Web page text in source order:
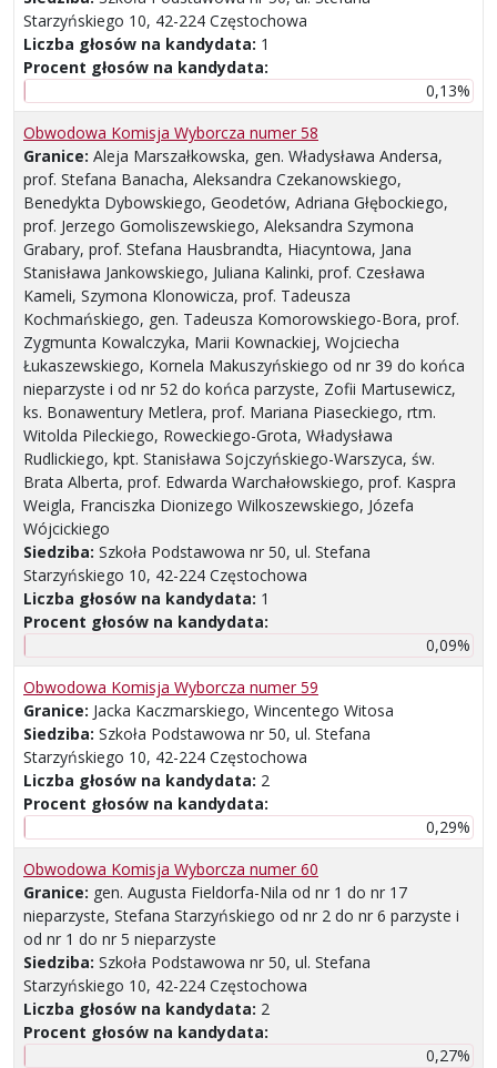
Starzyńskiego 10, 42-224 Częstochowa
Liczba głosów na kandydata: 1
Procent głosów na kandydata:
0,13%
Obwodowa Komisja Wyborcza numer 58
Granice: Aleja Marszałkowska, gen. Władysława Andersa,
prof. Stefana Banacha, Aleksandra Czekanowskiego,
Benedykta Dybowskiego, Geodetów, Adriana Głębockiego,
prof. Jerzego Gomoliszewskiego, Aleksandra Szymona
Grabary, prof. Stefana Hausbrandta, Hiacyntowa, Jana
Stanisława Jankowskiego, Juliana Kalinki, prof. Czesława
Kameli, Szymona Klonowicza, prof. Tadeusza
Kochmańskiego, gen. Tadeusza Komorowskiego-Bora, prof.
Zygmunta Kowalczyka, Marii Kownackiej, Wojciecha
Łukaszewskiego, Kornela Makuszyńskiego od nr 39 do końca
nieparzyste i od nr 52 do końca parzyste, Zofii Martusewicz,
ks. Bonawentury Metlera, prof. Mariana Piaseckiego, rtm.
Witolda Pileckiego, Roweckiego-Grota, Władysława
Rudlickiego, kpt. Stanisława Sojczyńskiego-Warszyca, św.
Brata Alberta, prof. Edwarda Warchałowskiego, prof. Kaspra
Weigla, Franciszka Dionizego Wilkoszewskiego, Józefa
Wójcickiego
Siedziba: Szkoła Podstawowa nr 50, ul. Stefana
Starzyńskiego 10, 42-224 Częstochowa
Liczba głosów na kandydata: 1
Procent głosów na kandydata:
0,09%
Obwodowa Komisja Wyborcza numer 59
Granice: Jacka Kaczmarskiego, Wincentego Witosa
Siedziba: Szkoła Podstawowa nr 50, ul. Stefana
Starzyńskiego 10, 42-224 Częstochowa
Liczba głosów na kandydata: 2
Procent głosów na kandydata:
0,29%
Obwodowa Komisja Wyborcza numer 60
Granice: gen. Augusta Fieldorfa-Nila od nr 1 do nr 17
nieparzyste, Stefana Starzyńskiego od nr 2 do nr 6 parzyste i
od nr 1 do nr 5 nieparzyste
Siedziba: Szkoła Podstawowa nr 50, ul. Stefana
Starzyńskiego 10, 42-224 Częstochowa
Liczba głosów na kandydata: 2
Procent głosów na kandydata:
0,27%